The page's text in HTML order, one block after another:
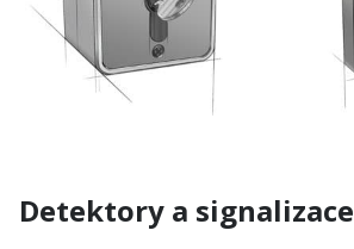
Detektory a signalizace